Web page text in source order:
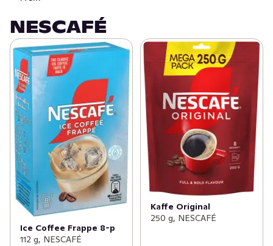
NESCAFÉ
Ice Coffee Frappe 8-p
112 g, NESCAFÉ
Kaffe Original
250 g, NESCAFÉ